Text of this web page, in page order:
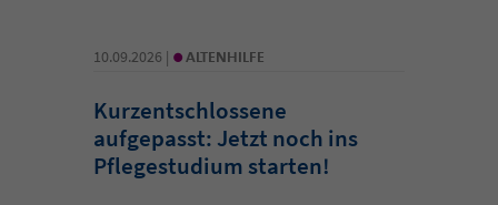
10.09.2026 | • ALTENHILFE
Kurzentschlossene
aufgepasst: Jetzt noch ins
Pflegestudium starten!